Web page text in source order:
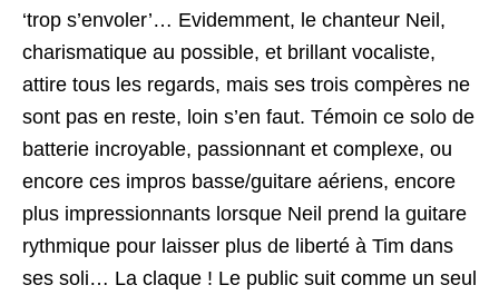
‘trop s’envoler’… Evidemment, le chanteur Neil,
charismatique au possible, et brillant vocaliste,
attire tous les regards, mais ses trois compères ne
sont pas en reste, loin s’en faut. Témoin ce solo de
batterie incroyable, passionnant et complexe, ou
encore ces impros basse/guitare aériens, encore
plus impressionnants lorsque Neil prend la guitare
rythmique pour laisser plus de liberté à Tim dans
ses soli… La claque ! Le public suit comme un seul